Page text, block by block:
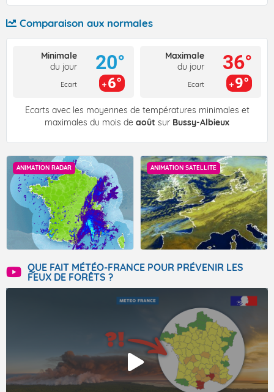
Comparaison aux normales
Minimale
du jour
Ecart
20°
6°
Maximale
du jour
Ecart
36°
9°
Écarts avec les moyennes de températures minimales et
maximales du mois de août sur Bussy-Albieux
ANIMATION RADAR ANIMATION SATELLITE
QUE FAIT MÉTÉO-FRANCE POUR PRÉVENIR LES
FEUX DE FORÊTS ?